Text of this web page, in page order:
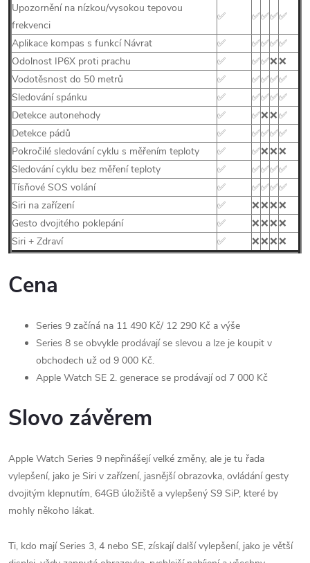
Upozornění na nízkou/vysokou tepovou
frekvenci
✅ ✅✅✅✅
Aplikace kompas s funkcí Návrat ✅ ✅✅✅✅
Odolnost IP6X proti prachu
✅ ✅✅❌❌
Vodotěsnost do 50 metrů
✅ ✅✅✅✅
Sledování spánku
✅ ✅✅✅✅
Detekce autonehody
✅ ✅❌❌✅
Detekce pádů
✅ ✅✅✅✅
Pokročilé sledování cyklu s měřením teploty
✅ ✅❌❌❌
Sledování cyklu bez měření teploty
✅ ✅✅✅✅
Tísňové SOS volání
✅ ✅✅✅✅
Siri na zařízení
✅ ❌❌❌❌
Gesto dvojitého poklepání
✅ ❌❌❌❌
Siri + Zdraví
✅ ❌❌❌❌
Cena
Series 9 začíná na 11 490 Kč/ 12 290 Kč a výše
Series 8 se obvykle prodávají se slevou a lze je koupit v
obchodech už od 9 000 Kč.
Apple Watch SE 2. generace se prodávají od 7 000 Kč
Slovo závěrem
Apple Watch Series 9 nepřinášejí velké změny, ale je tu řada
vylepšení, jako je Siri v zařízení, jasnější obrazovka, ovládání gesty
dvojitým klepnutím, 64GB úložiště a vylepšený S9 SiP, které by
mohly někoho lákat.
Ti, kdo mají Series 3, 4 nebo SE, získají další vylepšení, jako je větší